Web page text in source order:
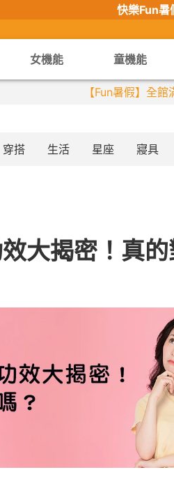
快樂Fun暑
女機能 童機能
【限時組合
穿搭 生活 星座 寢具
大揭密！真